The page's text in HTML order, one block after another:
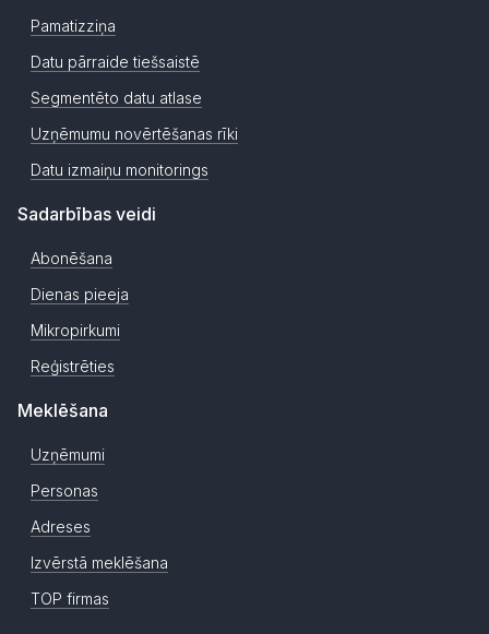
Pamatizziņa
Datu pārraide tiešsaistē
Segmentēto datu atlase
Uzņēmumu novērtēšanas rīki
Datu izmaiņu monitorings
Sadarbības veidi
Abonēšana
Dienas pieeja
Mikropirkumi
Reģistrēties
Meklēšana
Uzņēmumi
Personas
Adreses
Izvērstā meklēšana
TOP firmas